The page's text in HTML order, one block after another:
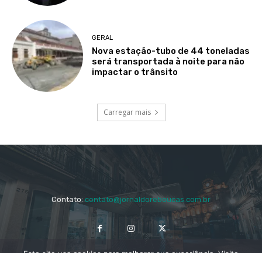
GERAL
Nova estação-tubo de 44 toneladas
será transportada à noite para não
impactar o trânsito
Carregar mais
Contato: contato@jornaldoreboucas.com.br